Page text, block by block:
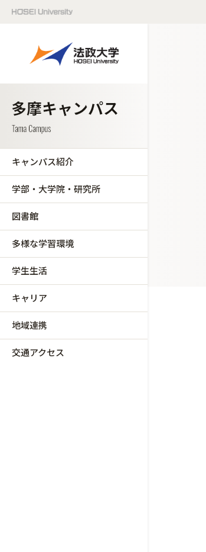
キャンパス紹介
学部・大学院・研究所
図書館
多様な学習環境
学生生活
キャリア
地域連携
交通アクセス